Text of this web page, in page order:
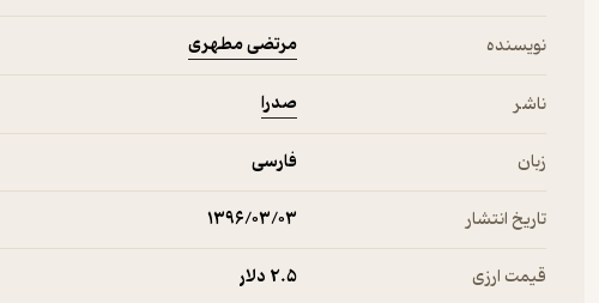
نویسنده مرتضی مطهری
ناشر صدرا
زبان فارسی
تاریخ انتشار ۱۳۹۶/۰۳/۰۳
قیمت ارزی 2.۵ دلار